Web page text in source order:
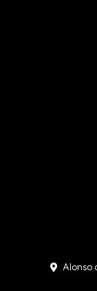
Alonso